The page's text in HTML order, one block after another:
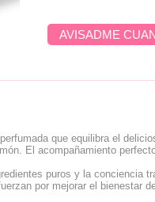
AVISADME
que equilibra el
El acompañamiento
puros y la conciencia
por mejorar el bienestar